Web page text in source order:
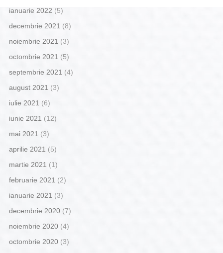
ianuarie 2022 (5)
decembrie 2021 (8)
noiembrie 2021 (3)
octombrie 2021 (5)
septembrie 2021 (4)
august 2021 (3)
iulie 2021 (6)
iunie 2021 (12)
mai 2021 (3)
aprilie 2021 (5)
martie 2021 (1)
februarie 2021 (2)
ianuarie 2021 (3)
decembrie 2020(7)
noiembrie 2020(4)
octombrie 2020(3)